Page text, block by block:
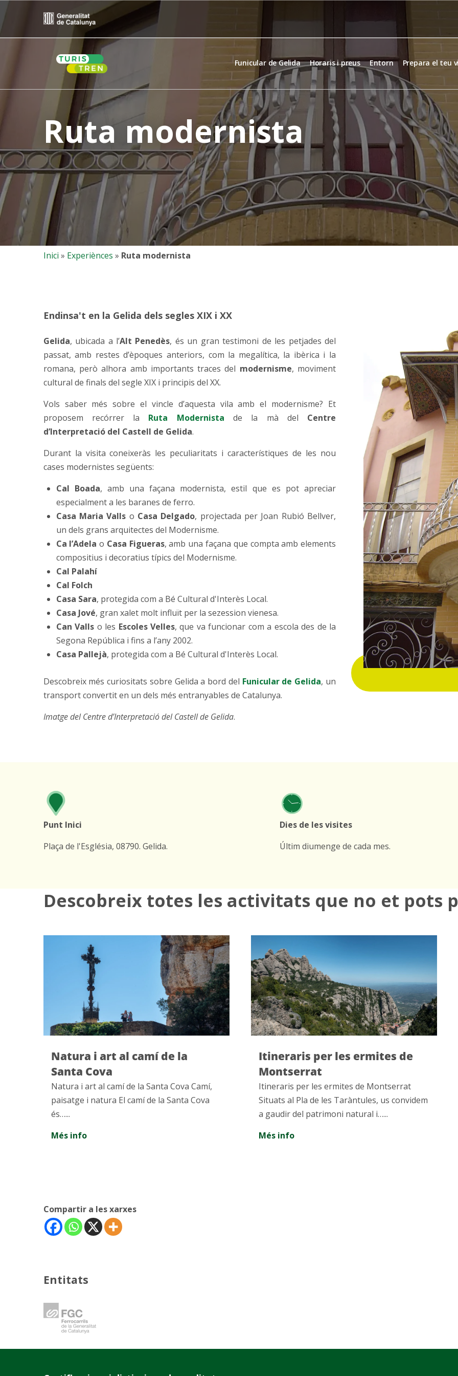
to
Funicular de Gelida Horaris i preus Entorn Prepara el teu
Inici » Experiènces » Ruta modernista
Ruta modernista
Endinsa't en la Gelida dels segles XIX i XX
Gelida, ubicada a l’Alt Penedès, és un gran testimoni de les petjades del
passat, amb restes d’èpoques anteriors, com la megalítica, la ibèrica i la
romana, però alhora amb importants traces del modernisme, moviment
cultural de finals del segle XIX i principis del XX.
Vols saber més sobre el vincle d’aquesta vila amb el modernisme? Et
proposem recórrer la Ruta Modernista de la mà del Centre
d’Interpretació del Castell de Gelida.
Durant la visita coneixeràs les peculiaritats i característiques de les nou
cases modernistes següents:
Cal Boada, amb una façana modernista, estil que es pot apreciar
especialment a les baranes de ferro.
Casa Maria Valls o Casa Delgado, projectada per Joan Rubió Bellver,
un dels grans arquitectes del Modernisme.
Ca l’Adela o Casa Figueras, amb una façana que compta amb elements
compositius i decoratius típics del Modernisme.
Cal Palahí
Cal Folch
Casa Sara, protegida com a Bé Cultural d'Interès Local.
Casa Jové, gran xalet molt influït per la sezession vienesa.
Can Valls o les Escoles Velles, que va funcionar com a escola des de la
Segona República i fins a l’any 2002.
Casa Pallejà, protegida com a Bé Cultural d'Interès Local.
Descobreix més curiositats sobre Gelida a bord del Funicular de Gelida, un
transport convertit en un dels més entranyables de Catalunya.
Imatge del Centre d’Interpretació del Castell de Gelida.
Punt Inici
Plaça de l'Església, 08790. Gelida.
Dies de les visites
Últim diumenge de cada mes.
Descobreix totes les activitats que no et pots
Itineraris per les ermites de
Montserrat
Itineraris per les ermites de Montserrat
Situats al Pla de les Taràntules, us convidem
a gaudir del patrimoni natural i…...
Més info
Viu la màgia del Nadal a Vall
de Núria
Viu la màgia del Nadal a Vall de Núria
Imagina un Nadal blanc, envoltat de
muntanyes nevades i un ambient…...
Més info
Compartir a les xarxes
Entitats